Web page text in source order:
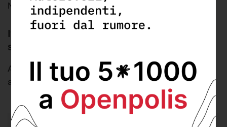
Nel frattempo, come sono andati gli abbandoni in Italia?
Italia assestata sul 14% di abbandoni
scolastici
Andamento della quota di giovani 18-24 anni che
abbandonano prematuramente gli studi (2008-2017)